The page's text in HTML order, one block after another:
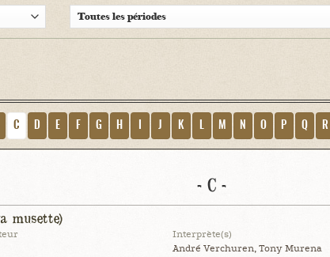
C D E F G H J K M N O P Q R
- C -
musette)
Interprète(s)
André Verchuren, Tony Murena